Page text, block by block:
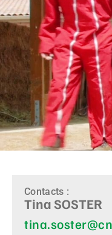
Contacts :
Tina SOSTER